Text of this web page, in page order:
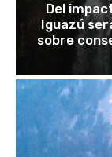
Del
Iguazú
sobre